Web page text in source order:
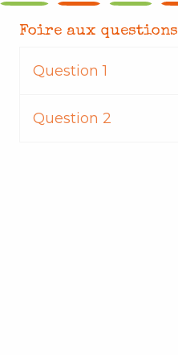
Foire aux questions
Question 1
Question 2